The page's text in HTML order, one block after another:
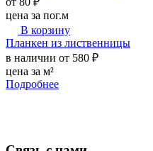
цена за пог.м
В корзину
Планкен из лиственницы
в наличии от 580 ₽
цена за м²
Подробнее